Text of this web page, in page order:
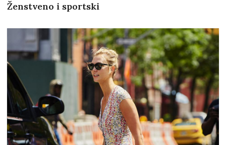
Ženstveno i sportski